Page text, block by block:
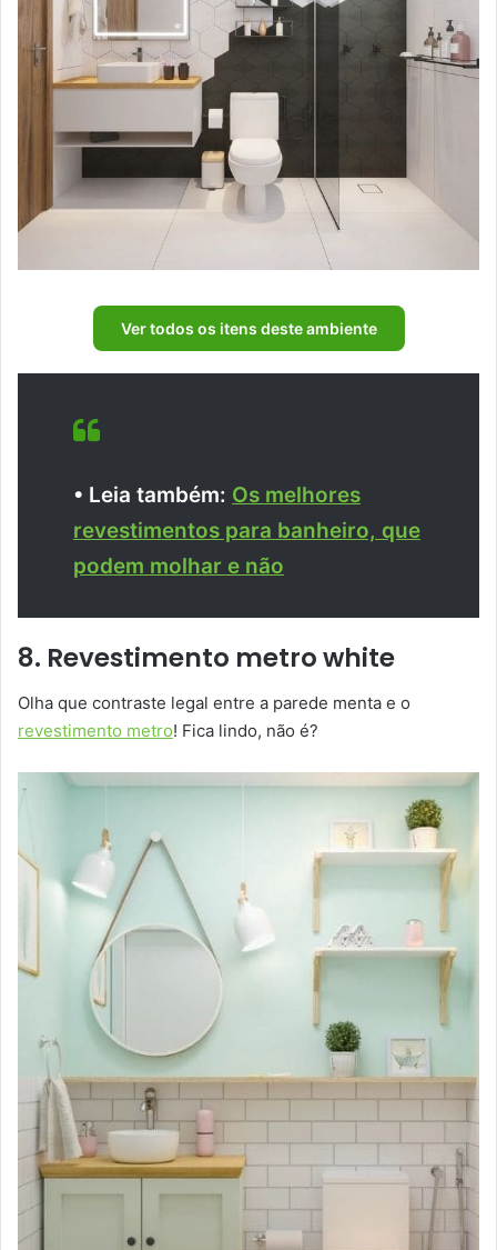
Ver todos os itens deste ambiente
• Leia também: Os melhores
revestimentos para banheiro, que
podem molhar e não
8. Revestimento metro white
Olha que contraste legal entre a parede menta e o
revestimento metro! Fica lindo, não é?